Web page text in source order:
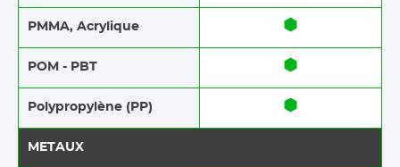
PMMA, Acrylique
POM - PBT
Polypropylène (PP)
METAUX